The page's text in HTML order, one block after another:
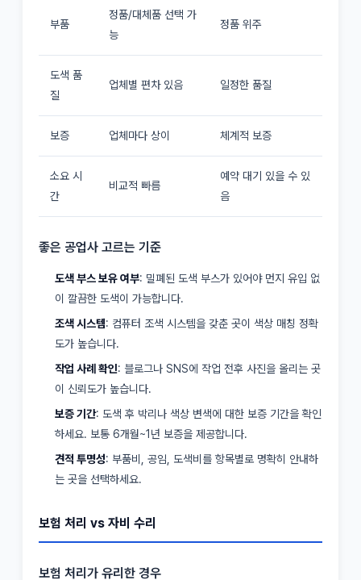
부품
정품/대체품 선택 가
능
정품 위주
도색 품
질
업체별 편차 있음 일정한 품질
보증 업체마다 상이 체계적 보증
소요 시
간
비교적 빠름
예약 대기 있을 수 있
음
좋은 공업사 고르는 기준
도색 부스 보유 여부: 밀폐된 도색 부스가 있어야 먼지 유입 없
이 깔끔한 도색이 가능합니다.
조색 시스템: 컴퓨터 조색 시스템을 갖춘 곳이 색상 매칭 정확
도가 높습니다.
작업 사례 확인: 블로그나 SNS에 작업 전후 사진을 올리는 곳
이 신뢰도가 높습니다.
보증 기간: 도색 후 박리나 색상 변색에 대한 보증 기간을 확인
하세요. 보통 6개월~1년 보증을 제공합니다.
견적 투명성: 부품비, 공임, 도색비를 항목별로 명확히 안내하
는 곳을 선택하세요.
보험 처리 vs 자비 수리
보험 처리가 유리한 경우